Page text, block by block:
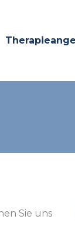
Sie uns